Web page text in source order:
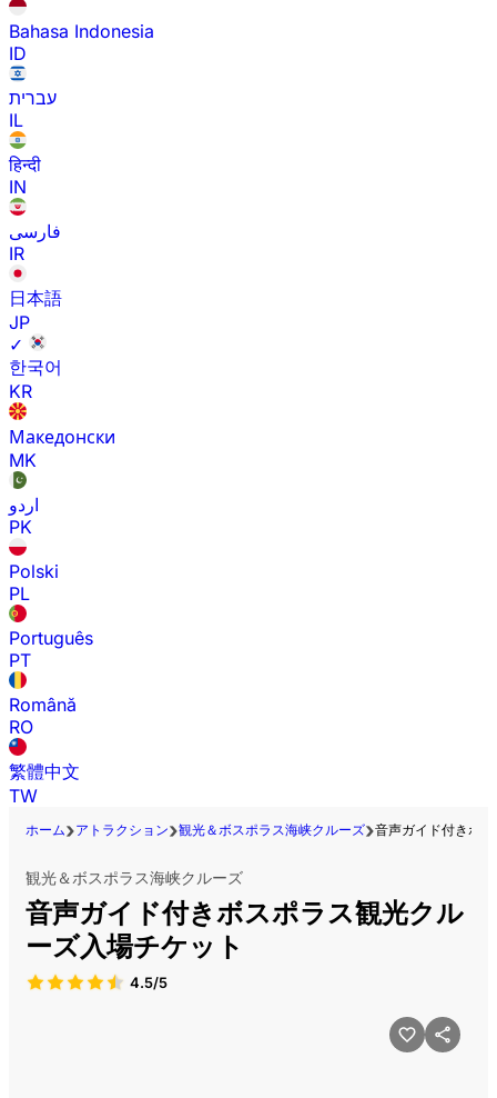
Bahasa Indonesia
ID
עברית
IL
हिन्दी
IN
فارسی
IR
日本語
JP
✓
한국어
KR
Македонски
MK
اردو
PK
Polski
PL
Português
PT
Română
RO
繁體中文
TW
ホーム アトラクション 観光＆ボスポラス海峡クルーズ 音声ガイド付きボ
観光＆ボスポラス海峡クルーズ
音声ガイド付きボスポラス観光クル
ーズ入場チケット
4.5/5